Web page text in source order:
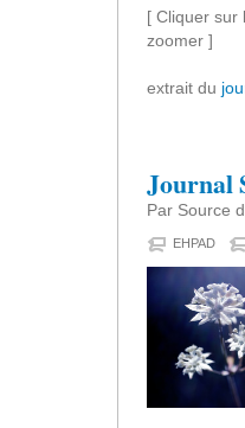
[ Cliquer sur
zoomer ]
extrait du
Journal
Par Source
EHPAD